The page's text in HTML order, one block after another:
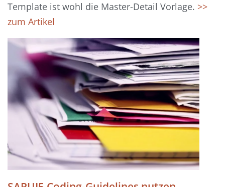
Template ist wohl die Master-Detail Vorlage. >>
zum Artikel